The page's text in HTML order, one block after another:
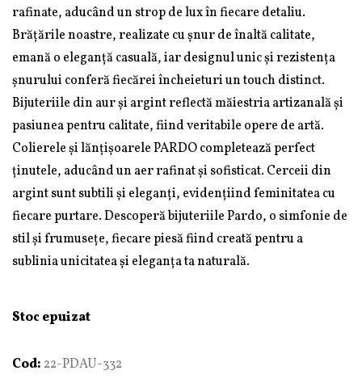
rafinate, aducând un strop de lux în fiecare detaliu.
Brățările noastre, realizate cu șnur de înaltă calitate,
emană o eleganță casuală, iar designul unic și rezistența
șnurului conferă fiecărei încheieturi un touch distinct.
Bijuteriile din aur și argint reflectă măiestria artizanală și
pasiunea pentru calitate, fiind veritabile opere de artă.
Colierele și lănțișoarele PARDO completează perfect
ținutele, aducând un aer rafinat și sofisticat. Cerceii din
argint sunt subtili și eleganți, evidențiind feminitatea cu
fiecare purtare. Descoperă bijuteriile Pardo, o simfonie de
stil și frumusețe, fiecare piesă fiind creată pentru a
sublinia unicitatea și eleganța ta naturală.
Stoc epuizat
Cod: 22-PDAU-332